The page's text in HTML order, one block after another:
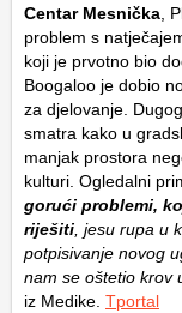
Centar Mesnička ,
problem s
koji je prvotno bio
Boogaloo je dobio
za djelovanje.
smatra kako u
manjak prostora
kulturi. Ogledalni
gorući problemi,
riješiti , jesu rupa u
potpisivanje novog
nam se oštetio krov
iz Medike. Tportal